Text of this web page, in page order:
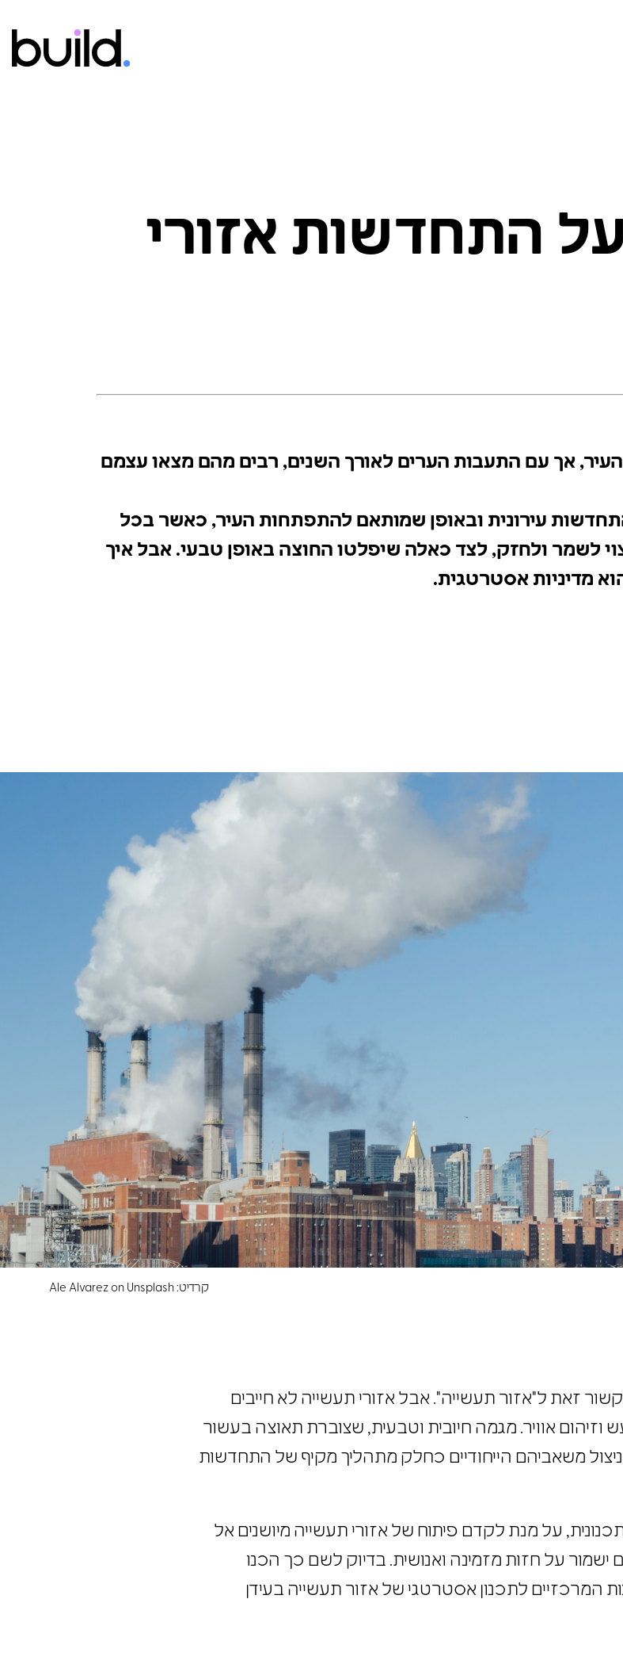
התחדשות אזורי
העיר, אך עם התעבות הערים לאורך השנים, רבים מהם מצאו
התחדשות עירונית ובאופן שמותאם להתפתחות העיר, כאשר
שרצוי לשמר ולחזק, לצד כאלה שיפלטו החוצה באופן טבעי.
הוא מדיניות אסטרטגית.
קרדיט: Ale Alvarez on Unsplash
זאת ל"אזור תעשייה". אבל אזורי תעשייה לא חייבים
וזיהום אוויר. מגמה חיובית וטבעית, שצוברת תאוצה בעשור
ניצול משאביהם הייחודיים כחלק מתהליך מקיף של התחדשות
על מנת לקדם פיתוח של אזורי תעשייה מיושנים אל
ישמור על חזות מזמינה ואנושית. בדיוק לשם כך הכנו
המרכזיים לתכנון אסטרטגי של אזור תעשייה בעידן